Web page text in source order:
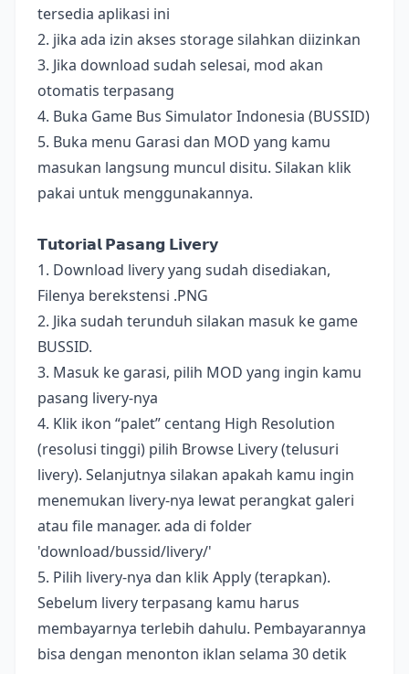
tersedia aplikasi ini
2. jika ada izin akses storage silahkan diizinkan
3. Jika download sudah selesai, mod akan
otomatis terpasang
4. Buka Game Bus Simulator Indonesia (BUSSID)
5. Buka menu Garasi dan MOD yang kamu
masukan langsung muncul disitu. Silakan klik
pakai untuk menggunakannya.
𝗧𝘂𝘁𝗼𝗿𝗶𝗮𝗹 𝗣𝗮𝘀𝗮𝗻𝗴 𝗟𝗶𝘃𝗲𝗿𝘆
1. Download livery yang sudah disediakan,
Filenya berekstensi .PNG
2. Jika sudah terunduh silakan masuk ke game
BUSSID.
3. Masuk ke garasi, pilih MOD yang ingin kamu
pasang livery-nya
4. Klik ikon “palet” centang High Resolution
(resolusi tinggi) pilih Browse Livery (telusuri
livery). Selanjutnya silakan apakah kamu ingin
menemukan livery-nya lewat perangkat galeri
atau file manager. ada di folder
'download/bussid/livery/'
5. Pilih livery-nya dan klik Apply (terapkan).
Sebelum livery terpasang kamu harus
membayarnya terlebih dahulu. Pembayarannya
bisa dengan menonton iklan selama 30 detik